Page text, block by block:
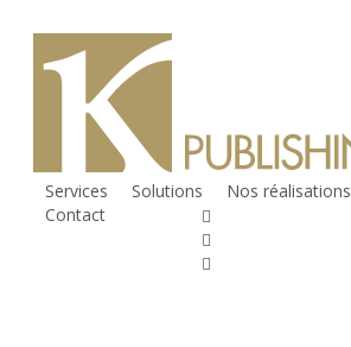
Services Solutions Nos réalisations
Contact